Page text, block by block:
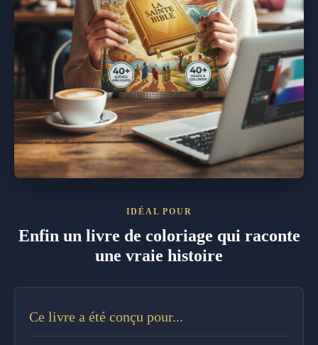
IDÉAL POUR
Enfin un livre de coloriage qui raconte
une vraie histoire
Ce livre a été conçu pour...